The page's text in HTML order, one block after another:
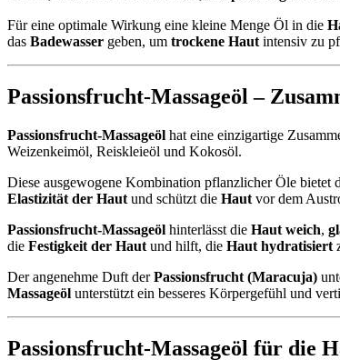
Für eine optimale Wirkung eine kleine Menge Öl in die
das Badewasser geben, um trockene Haut intensiv zu
Passionsfrucht-Massageöl –
Passionsfrucht-Massageöl hat eine einzigartige
Weizenkeimöl, Reiskleieöl und Kokosöl.
Diese ausgewogene Kombination pflanzlicher Öle bietet
Elastizität der Haut und schützt die Haut vor dem
Passionsfrucht-Massageöl hinterlässt die Haut weich,
die Festigkeit der Haut und hilft, die Haut hydratisiert
Der angenehme Duft derPassionsfrucht (Maracuja)
Massageöl unterstützt ein besseres Körpergefühl und
Passionsfrucht-Massageöl für die